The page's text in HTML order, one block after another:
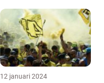
12 januari 2024